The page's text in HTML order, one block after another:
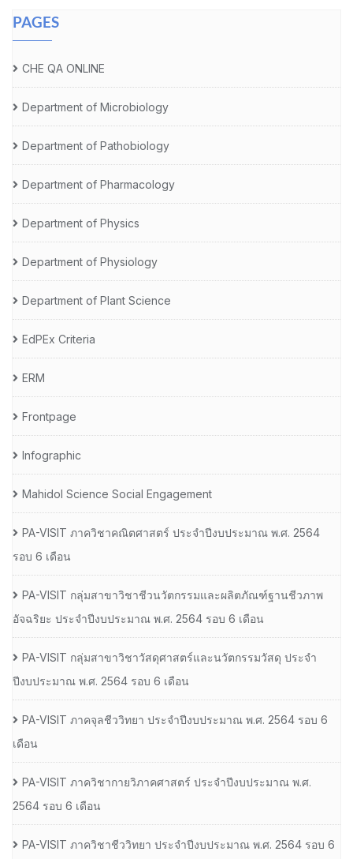
PAGES
CHE QA ONLINE
Department of Microbiology
Department of Pathobiology
Department of Pharmacology
Department of Physics
Department of Physiology
Department of Plant Science
EdPEx Criteria
ERM
Frontpage
Infographic
Mahidol Science Social Engagement
PA-VISIT ภาควิชาคณิตศาสตร์ ประจำปีงบประมาณ พ.ศ. 2564
รอบ 6 เดือน
PA-VISIT กลุ่มสาขาวิชาชีวนวัตกรรมและผลิตภัณฑ์ฐานชีวภาพ
อัจฉริยะ ประจำปีงบประมาณ พ.ศ. 2564 รอบ 6 เดือน
PA-VISIT กลุ่มสาขาวิชาวัสดุศาสตร์และนวัตกรรมวัสดุ ประจำ
ปีงบประมาณ พ.ศ. 2564 รอบ 6 เดือน
PA-VISIT ภาคจุลชีววิทยา ประจำปีงบประมาณ พ.ศ. 2564 รอบ 6
เดือน
PA-VISIT ภาควิชากายวิภาคศาสตร์ ประจำปีงบประมาณ พ.ศ.
2564 รอบ 6 เดือน
PA-VISIT ภาควิชาชีววิทยา ประจำปีงบประมาณ พ.ศ. 2564 รอบ 6